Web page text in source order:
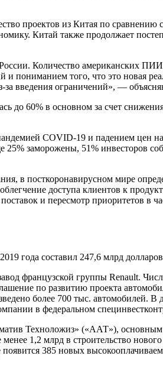
проектов из Китая по сравнению
Китай также продолжает
Количество американских
и пониманием того, что это новая
за введения ограничений», —
до 60% в основном за счет
COVID-19 и падением цен
заморожены, 51% инвесторов
в посткоронавирусном мире
доступа клиентов к
и пересмотр приоритетов в
года составил 247,6 млрд
французской группы Renault.
по развитию проекта
более 700 тыс. автомобилей.
в федеральном
Техноложиз» («ААТ»), основным
1,2 млрд в строительство нового
385 новых